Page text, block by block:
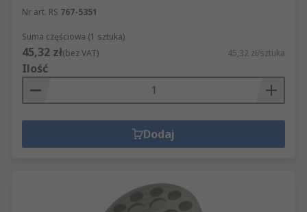
Nr art. RS 767-5351
Suma częściowa (1 sztuka)
45,32 zł(bez VAT) 45,32 zł/sztuka
Ilość
Dodaj